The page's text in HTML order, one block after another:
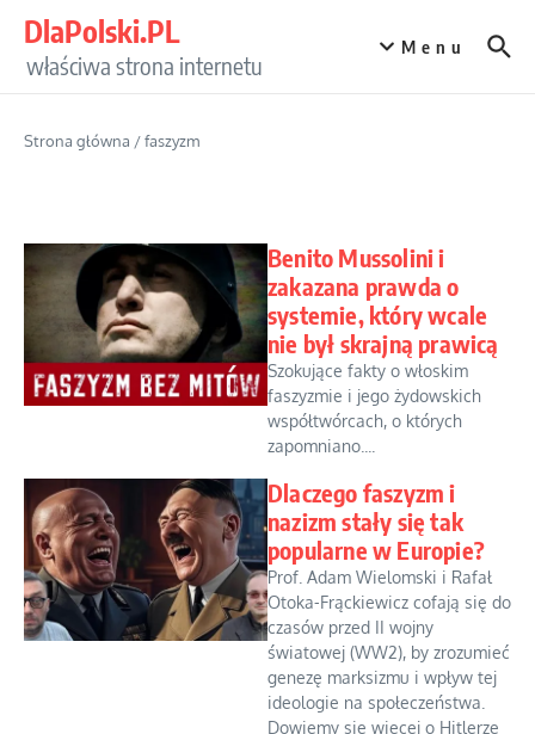
DlaPolski.PL
właściwa strona internetu
Menu
Strona główna /faszyzm
Benito Mussolini i
zakazana prawda o
systemie, który wcale
nie był skrajną prawicą
Szokujące fakty o włoskim
faszyzmie i jego żydowskich
współtwórcach, o których
zapomniano....
Dlaczego faszyzm i
nazizm stały się tak
popularne w Europie?
Prof. Adam Wielomski i Rafał
Otoka-Frąckiewicz cofają się do
czasów przed II wojny
światowej (WW2), by zrozumieć
genezę marksizmu i wpływ tej
ideologie na społeczeństwa.
Dowiemy się więcej o Hitlerze